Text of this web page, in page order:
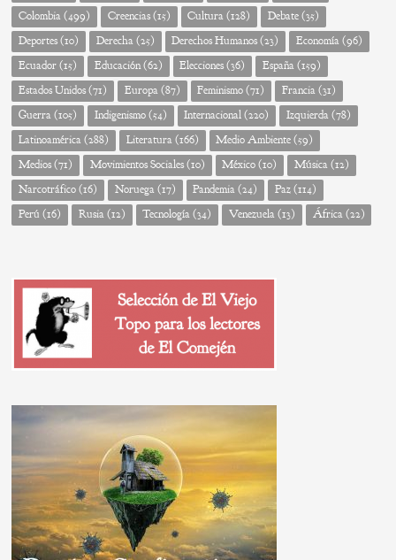
Colombia(499) Creencias(15) Cultura(128) Debate(35)
Deportes(10) Derecha(25) Derechos Humanos(23) Economía(96)
Ecuador(15) Educación(62) Elecciones(36) España(159)
Estados Unidos(71) Europa(87) Feminismo(71) Francia(31)
Guerra(105) Indigenismo(54) Internacional(220) Izquierda(78)
Latinoamérica(288) Literatura(166) Medio Ambiente(59)
Medios(71) Movimientos Sociales(10) México(10) Música(12)
Narcotráfico(16) Noruega(17) Pandemia(24) Paz(114)
Perú (16) Rusia(12) Tecnología(34) Venezuela(13) África(22)